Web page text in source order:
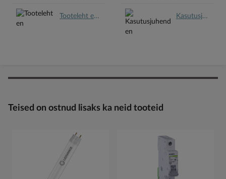
Tooteleht en.pdf Kasutusjuhend en.pdf
Teised on ostnud lisaks ka neid tooteid